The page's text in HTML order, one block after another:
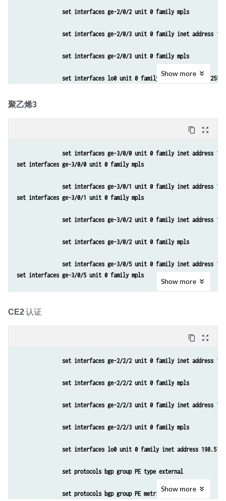
set protocols ospf area 0.0.0.0 interface all
set protocols ospf area 0.0.0.0 interface lo0.0
set protocols ldp interface all
set policy-options policy-statement lbpp then load-
set routing-instances vpn-a instance-type vrf
set routing-instances vpn-a interface ge-0/1/1.0
set routing-instances vpn-a route-distinguisher 200:1
set routing-instances vpn-a vrf-target target:200:1
set routing-instances vpn-a protocols bgp group CE
set routing-instances vpn-a route-distinguisher 200:2
set routing-instances vpn-a protocols bgp group CE
set protocols mpls interface 10.32.0.2/30
set protocols mpls interface 10.38.0.13/30
set protocols mpls interface 10.38.0.17/30
set protocols bgp group PEs type internal
set protocols bgp group PEs local-address
set protocols bgp group PEs family inet-vpn unicast
set protocols bgp group PEs neighbor 10.255.104.133
set protocols bgp group PEs neighbor 10.255.104.135
set protocols ospf area 0.0.0.0 interface all
set protocols ospf area 0.0.0.0 interface fxp0.0
set protocols ospf area 0.0.0.0 interface lo0.0
set protocols ldp interface all
set protocols ldp interface fxp0.0 disable
set interfaces ge-2/0/2 unit 0 family mpls
set interfaces ge-2/0/3 unit 0 family inet address
set interfaces ge-2/0/3 unit 0 family mpls
set interfaces lo0 unit 0 family inet address
set protocols bgp group PEs type internal
set protocols bgp group PEs local-address
set protocols ospf area 0.0.0.0 interface all
set protocols ldp interface fxp0.0 disable
set routing-options autonomous-system 200
Show more
聚乙烯3
content_copy zoom_out_map
set interfaces ge-3/0/0 unit 0 family inet address
set interfaces ge-3/0/0 unit 0 family mpls
set interfaces ge-3/0/1 unit 0 family inet address
set interfaces ge-3/0/1 unit 0 family mpls
set interfaces ge-3/0/2 unit 0 family inet address
set interfaces ge-3/0/2 unit 0 family mpls
set interfaces ge-3/0/5 unit 0 family inet address
set interfaces ge-3/0/5 unit 0 family mpls
set routing-options forwarding-table chained-
set routing-options autonomous-system 200
set routing-instances vpn-a instance-type vrf
set routing-instances vpn-a interface ge-3/0/5.0
set routing-instances vpn-a route-distinguisher 200:3
set routing-instances vpn-a vrf-target target:200:1
set routing-instances vpn-a protocols bgp group CE
set routing-instances vpn-a protocols bgp group CE
Show more
CE2 认证
content_copy zoom_out_map
set interfaces ge-2/2/2 unit 0 family inet address
set interfaces ge-2/2/2 unit 0 family mpls
set interfaces ge-2/2/3 unit 0 family inet address
set interfaces ge-2/2/3 unit 0 family mpls
set interfaces lo0 unit 0 family inet address
set protocols bgp group PE type external
set protocols bgp group PE metric-out 50
Show more